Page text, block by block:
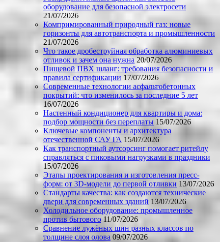
оборудование для безопасной электросети
21/07/2026
Компримированный природный газ: новые
горизонты для автотранспорта и промышленности
21/07/2026
Что такое дробеструйная обработка алюминиевых
отливок и зачем она нужна 20/07/2026
Пищевой ПВХ шланг: требования безопасности и
правила сертификации 17/07/2026
Современные технологии асфальтобетонных
покрытий: что изменилось за последние 5 лет
16/07/2026
Настенный кондиционер для квартиры и дома:
подбор мощности без переплаты 15/07/2026
Ключевые компоненты и архитектура
отечественной САУ ГА 15/07/2026
Как транспортный аутсорсинг помогает ритейлу
справляться с пиковыми нагрузками в праздники
15/07/2026
Этапы проектирования и изготовления пресс-
форм: от 3D-модели до первой отливки 13/07/2026
Стандарты качества: как создаются технические
двери для современных зданий 13/07/2026
Холодильное оборудование: промышленное
против бытового 11/07/2026
Сравнение лужёных шин разных классов по
толщине слоя олова 09/07/2026